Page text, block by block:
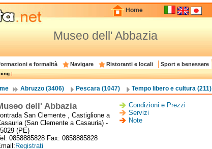
Home
Museo dell' Abbazia
e formalità Navigare Ristoranti e locali Sport e benessere
|
Abruzzo (3406) Pescara (1047) Tempo libero e cultura (211)
dell' Abbazia
Condizioni e Prezzi
Servizi
Note
San Clemente , Castiglione a
(San Clemente a Casauria) -
(PE)
0858885828 Fax: 0858885828
Registrati